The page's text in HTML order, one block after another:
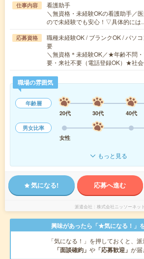
仕事内容
看護助手
＼無資格・未経験OKの看護助手／
ので未経験でも安心！▽具体的に
応募資格
職種未経験OK / ブランクOK / パソ
要
＼無資格＊未経験OK／★年齢不問
要・来社不要（電話登録OK）★社
職場の雰囲気
年齢層
20代
30代 40代
男女比率
女性
もっと見る
気になる! 応募へ進む
派遣会社 株式会社ニッソーネット
興味があったら「★気になる！」
「気になる！」を押しておくと、
「面談確約」 や 「応募歓迎」 が届